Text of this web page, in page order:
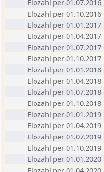
Elozahl per 01.07.2016
Elozahl per 01.10.2016
Elozahl per 01.01.2017
Elozahl per 01.04.2017
Elozahl per 01.07.2017
Elozahl per 01.10.2017
Elozahl per 01.01.2018
Elozahl per 01.04.2018
Elozahl per 01.07.2018
Elozahl per 01.10.2018
Elozahl per 01.01.2019
Elozahl per 01.04.2019
Elozahl per 01.07.2019
Elozahl per 01.10.2019
Elozahl per 01.01.2020
Elozahl per 01.04.2020